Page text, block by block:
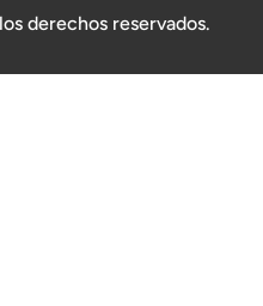
derechos reservados.